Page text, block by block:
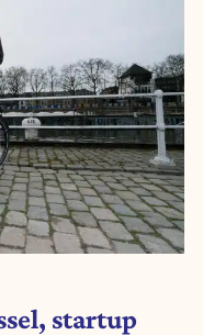
startup